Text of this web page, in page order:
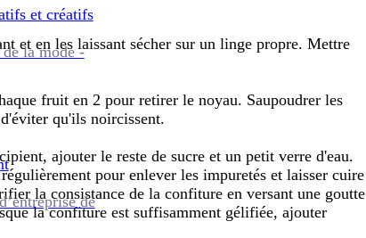
et créatifs
la mode -
de
et en les laissant sécher sur un linge propre. Mettre
fruit en 2 pour retirer le noyau. Saupoudrer les
qu'ils noircissent.
ajouter le reste de sucre et un petit verre d'eau.
pour enlever les impuretés et laisser cuire
la consistance de la confiture en versant une goutte
la confiture est suffisamment gélifiée, ajouter